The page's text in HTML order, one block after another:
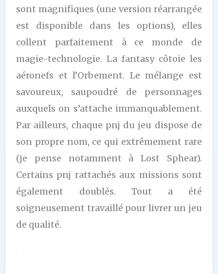
sont magnifiques (une version réarrangée
est disponible dans les options), elles
collent parfaitement à ce monde de
magie-technologie. La fantasy côtoie les
aéronefs et l’Orbement. Le mélange est
savoureux, saupoudré de personnages
auxquels on s’attache immanquablement.
Par ailleurs, chaque pnj du jeu dispose de
son propre nom, ce qui extrêmement rare
(je pense notamment à Lost Sphear).
Certains pnj rattachés aux missions sont
également doublés. Tout a été
soigneusement travaillé pour livrer un jeu
de qualité.